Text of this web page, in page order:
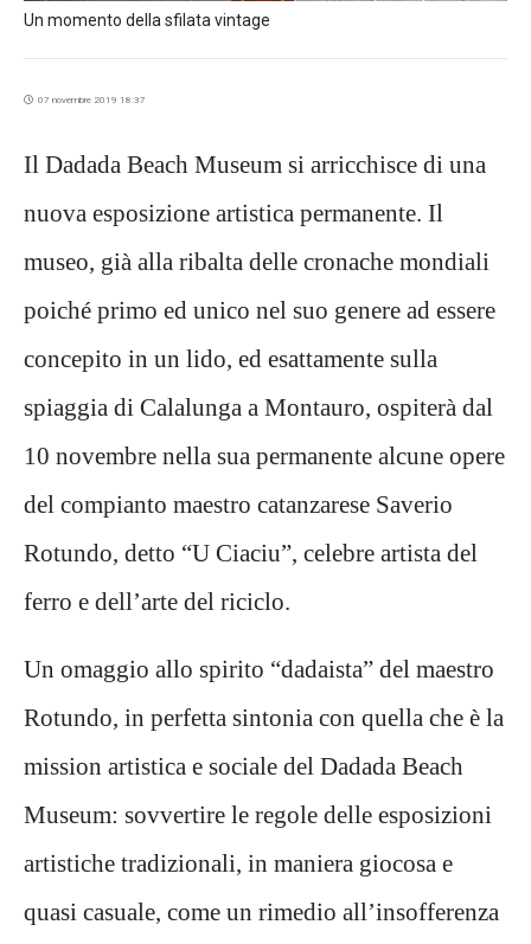
Un momento della sfilata vintage
07 novembre 2019 18:37
Il Dadada Beach Museum si arricchisce di una
nuova esposizione artistica permanente. Il
museo, già alla ribalta delle cronache mondiali
poiché primo ed unico nel suo genere ad essere
concepito in un lido, ed esattamente sulla
spiaggia di Calalunga a Montauro, ospiterà dal
10 novembre nella sua permanente alcune opere
del compianto maestro catanzarese Saverio
Rotundo, detto “U Ciaciu”, celebre artista del
ferro e dell’arte del riciclo.
Un omaggio allo spirito “dadaista” del maestro
Rotundo, in perfetta sintonia con quella che è la
mission artistica e sociale del Dadada Beach
Museum: sovvertire le regole delle esposizioni
artistiche tradizionali, in maniera giocosa e
quasi casuale, come un rimedio all’insofferenza